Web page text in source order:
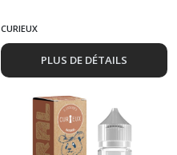
CURIEUX
PLUS DE DÉTAILS